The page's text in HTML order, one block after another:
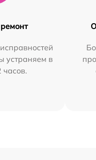
устраняем в
часов.